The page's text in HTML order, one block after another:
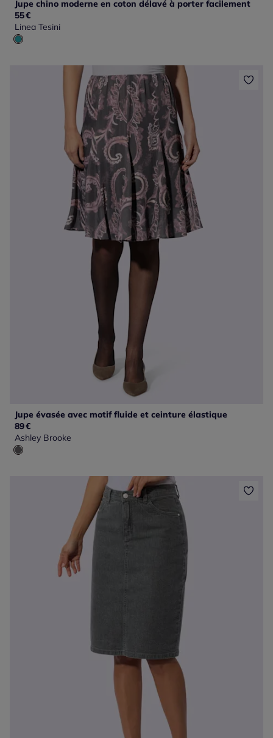
Jupe chino moderne en coton délavé à porter facilement
55€
Linea Tesini
Jupe évasée avec motif fluide et ceinture élastique
89€
Ashley Brooke